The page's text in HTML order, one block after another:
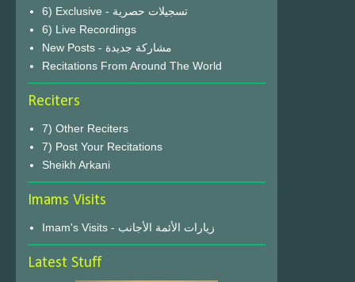
6) Exclusive - تسجيلات حصرية
6) Live Recordings
New Posts - مشاركة جديدة
Recitations From Around The World
Reciters
7) Other Reciters
7) Post Your Recitations
Sheikh Arkani
Imams Visits
Imam's Visits - زيارات الأئمة الأجانب
Latest Stuff